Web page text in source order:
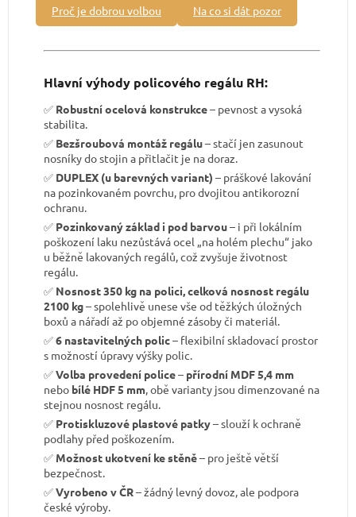
Proč je dobrou volbou Na co si dát pozor
Hlavní výhody policového regálu RH:
✅ Robustní ocelová konstrukce– pevnost a vysoká
stabilita.
✅ Bezšroubová montáž regálu– stačí jen zasunout
nosníky do stojin a přitlačit je na doraz.
✅ DUPLEX (u barevných variant) – práškové lakování
na pozinkovaném povrchu, pro dvojitou antikorozní
ochranu.
✅ Pozinkovaný základ i pod barvou– i při lokálním
poškození laku nezůstává ocel „na holém plechu“ jako
u běžně lakovaných regálů, což zvyšuje životnost
regálu.
✅ Nosnost 350 kg na polici, celková nosnost regálu
2100 kg– spolehlivě unese vše od těžkých úložných
boxů a nářadí až po objemné zásoby či materiál.
✅6 nastavitelných polic– flexibilní skladovací prostor
s možností úpravy výšky polic.
✅Volba provedení police– přírodní MDF 5,4 mm
nebo bílé HDF 5 mm, obě varianty jsou dimenzované na
stejnou nosnost regálu.
✅ Protiskluzové plastové patky– slouží k ochraně
podlahy před poškozením.
✅ Možnost ukotvení ke stěně– pro ještě větší
bezpečnost.
✅Vyrobeno v ČR– žádný levný dovoz, ale podpora
české výroby.